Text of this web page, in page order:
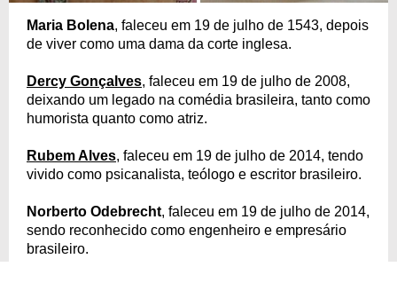
Maria Bolena, faleceu em 19 de julho de 1543, depois
de viver como uma dama da corte inglesa.
Dercy Gonçalves, faleceu em 19 de julho de 2008,
deixando um legado na comédia brasileira, tanto como
humorista quanto como atriz.
Rubem Alves, faleceu em 19 de julho de 2014, tendo
vivido como psicanalista, teólogo e escritor brasileiro.
Norberto Odebrecht, faleceu em 19 de julho de 2014,
sendo reconhecido como engenheiro e empresário
brasileiro.